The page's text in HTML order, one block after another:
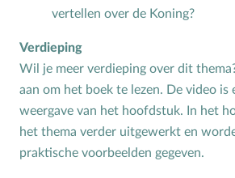
Bijbelverhalen
D
Doopdag
Duurzaamheid
Echtscheiding
vertellen over de Koning?
Verdieping
Wil je meer verdieping over dit
aan om het boek te lezen. De video is
weergave van het hoofdstuk. In het
het thema verder uitgewerkt en
praktische voorbeelden gegeven.